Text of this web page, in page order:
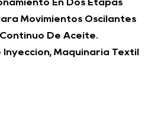
En Dos Etapas
Movimientos Oscilantes
De Aceite.
Maquinaria Textil